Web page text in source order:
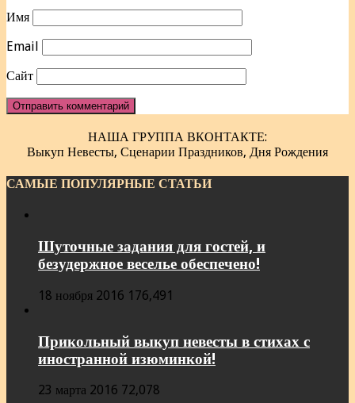
Имя
Email
Сайт
НАША ГРУППА ВКОНТАКТЕ:
Выкуп Невесты, Сценарии Праздников, Дня Рождения
САМЫЕ ПОПУЛЯРНЫЕ СТАТЬИ
Шуточные задания для гостей, и
безудержное веселье обеспечено!
18 ноября 2016 176,491
Прикольный выкуп невесты в стихах с
иностранной изюминкой!
23 марта 2016 72,078